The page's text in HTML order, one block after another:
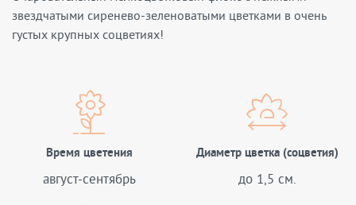
звездчатыми сиренево-зеленоватыми цветками в очень
густых крупных соцветиях!
Время цветения
август-сентябрь
Диаметр цветка (соцветия)
до 1,5 см.